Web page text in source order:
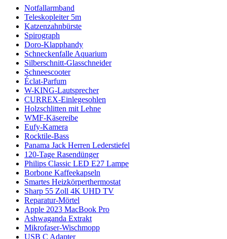
Notfallarmband
Teleskopleiter 5m
Katzenzahnbürste
Spirograph
Doro-Klapphandy
Schneckenfalle Aquarium
Silberschnitt-Glasschneider
Schneescooter
Éclat-Parfum
W-KING-Lautsprecher
CURREX-Einlegesohlen
Holzschlitten mit Lehne
WMF-Käsereibe
Eufy-Kamera
Rocktile-Bass
Panama Jack Herren Lederstiefel
120-Tage Rasendünger
Philips Classic LED E27 Lampe
Borbone Kaffeekapseln
Smartes Heizkörperthermostat
Sharp 55 Zoll 4K UHD TV
Reparatur-Mörtel
Apple 2023 MacBook Pro
Ashwaganda Extrakt
Mikrofaser-Wischmopp
USB C Adapter